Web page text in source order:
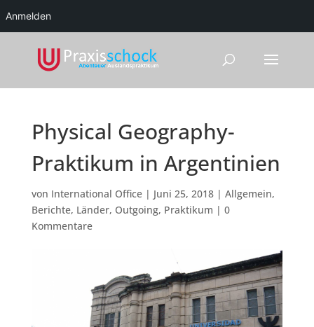
Anmelden
Physical Geography-
Praktikum in Argentinien
von International Office| Juni 25, 2018| Allgemein,
Berichte, Länder, Outgoing, Praktikum | 0
Kommentare